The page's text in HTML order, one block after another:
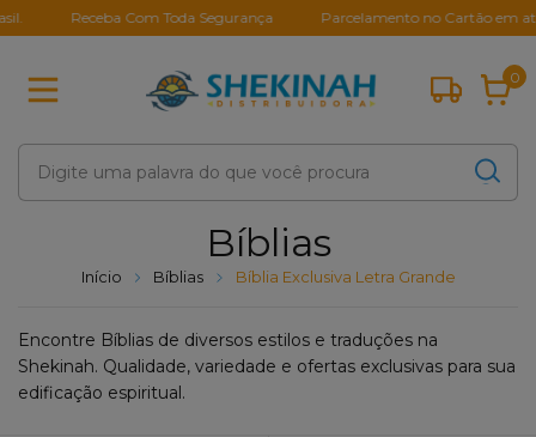
Receba Com Toda Segurança Parcelamento no Cartão em até 10X
0
Bíblias
Início Bíblias Bíblia Exclusiva Letra Grande
Encontre Bíblias de diversos estilos e traduções na
Shekinah. Qualidade, variedade e ofertas exclusivas para sua
edificação espiritual.